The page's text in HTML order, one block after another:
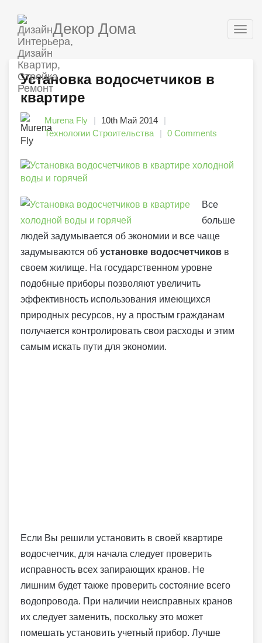
Декор Дома
Установка водосчетчиков в
квартире
Murena Fly
10th Май 2014
Технологии Строительства
0 Comments
Все
больше
людей задумывается об экономии и все чаще
задумываются об установке водосчетчиков в
своем жилище. На государственном уровне
подобные приборы позволяют увеличить
эффективность использования имеющихся
природных ресурсов, ну а простым гражданам
получается контролировать свои расходы и этим
самым искать пути для экономии.
Если Вы решили установить в своей квартире
водосчетчик, для начала следует проверить
исправность всех запирающих кранов. Не
лишним будет также проверить состояние всего
водопровода. При наличии неисправных кранов
их следует заменить, поскольку это может
помешать установить учетный прибор. Лучше